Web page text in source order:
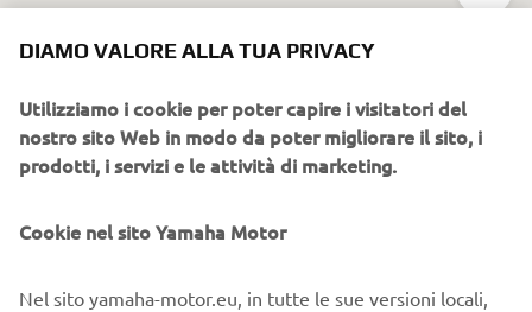
111
16
DIAMO VALORE ALLA TUA PRIVACY
Utilizziamo i cookie per poter capire i visitatori del
nostro sito Web in modo da poter migliorare il sito, i
prodotti, i servizi e le attività di marketing.
Cookie nel sito Yamaha Motor
Nel sito yamaha-motor.eu, in tutte le sue versioni locali,